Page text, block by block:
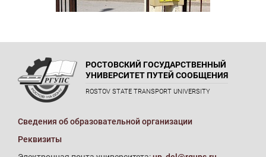
РОСТОВСКИЙ ГОСУДАРСТВЕННЫЙ
УНИВЕРСИТЕТ ПУТЕЙ СООБЩЕНИЯ
ROSTOV STATE TRANSPORT UNIVERSITY
Сведения об образовательной организации
Реквизиты